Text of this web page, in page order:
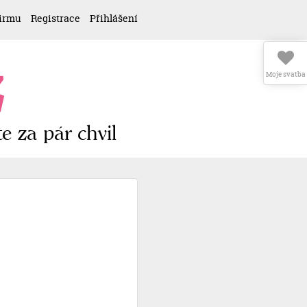
Registrace Přihlášení
za pár chvil
Moje svatba